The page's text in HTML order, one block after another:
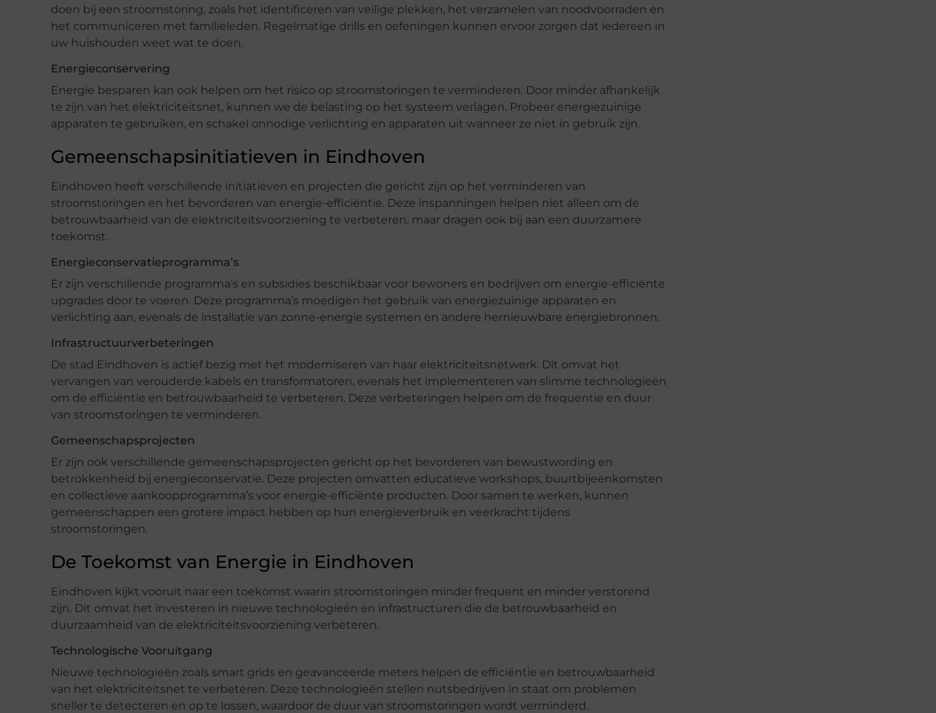
doen bij een stroomstoring, zoals het identificeren van veilige plekken, het verzamelen van noodvoorraden en
het communiceren met familieleden. Regelmatige drills en oefeningen kunnen ervoor zorgen dat iedereen in
uw huishouden weet wat te doen.
Energieconservering
Energie besparen kan ook helpen om het risico op stroomstoringen te verminderen. Door minder afhankelijk
te zijn van het elektriciteitsnet, kunnen we de belasting op het systeem verlagen. Probeer energiezuinige
apparaten te gebruiken, en schakel onnodige verlichting en apparaten uit wanneer ze niet in gebruik zijn.
Gemeenschapsinitiatieven in Eindhoven
Eindhoven heeft verschillende initiatieven en projecten die gericht zijn op het verminderen van
stroomstoringen en het bevorderen van energie-efficiëntie. Deze inspanningen helpen niet alleen om de
betrouwbaarheid van de elektriciteitsvoorziening te verbeteren, maar dragen ook bij aan een duurzamere
toekomst.
Energieconservatieprogramma’s
Er zijn verschillende programma’s en subsidies beschikbaar voor bewoners en bedrijven om energie-efficiënte
upgrades door te voeren. Deze programma’s moedigen het gebruik van energiezuinige apparaten en
verlichting aan, evenals de installatie van zonne-energie systemen en andere hernieuwbare energiebronnen.
Infrastructuurverbeteringen
De stad Eindhoven is actief bezig met het moderniseren van haar elektriciteitsnetwerk. Dit omvat het
vervangen van verouderde kabels en transformatoren, evenals het implementeren van slimme technologieën
om de efficiëntie en betrouwbaarheid te verbeteren. Deze verbeteringen helpen om de frequentie en duur
van stroomstoringen te verminderen.
Gemeenschapsprojecten
Er zijn ook verschillende gemeenschapsprojecten gericht op het bevorderen van bewustwording en
betrokkenheid bij energieconservatie. Deze projecten omvatten educatieve workshops, buurtbijeenkomsten
en collectieve aankoopprogramma’s voor energie-efficiënte producten. Door samen te werken, kunnen
gemeenschappen een grotere impact hebben op hun energieverbruik en veerkracht tijdens
stroomstoringen.
De Toekomst van Energie in Eindhoven
Eindhoven kijkt vooruit naar een toekomst waarin stroomstoringen minder frequent en minder verstorend
zijn. Dit omvat het investeren in nieuwe technologieën en infrastructuren die de betrouwbaarheid en
duurzaamheid van de elektriciteitsvoorziening verbeteren.
Technologische Vooruitgang
Nieuwe technologieën zoals smart grids en geavanceerde meters helpen de efficiëntie en betrouwbaarheid
van het elektriciteitsnet te verbeteren. Deze technologieën stellen nutsbedrijven in staat om problemen
sneller te detecteren en op te lossen, waardoor de duur van stroomstoringen wordt verminderd.